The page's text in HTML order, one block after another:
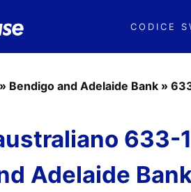
CODICE
» Bendigo and Adelaide Bank »
633-
Adelaide